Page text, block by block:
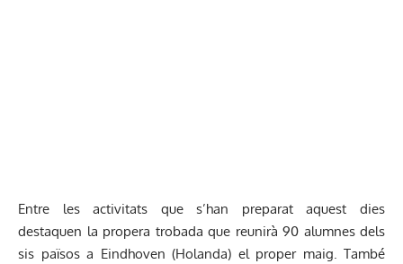
Entre les activitats que s’han preparat aquest dies
destaquen la propera trobada que reunirà 90 alumnes dels
sis països a Eindhoven (Holanda) el proper maig. També